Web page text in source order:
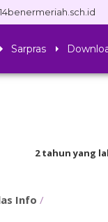
Sarpras
2 tahun yang lalu/
Info /